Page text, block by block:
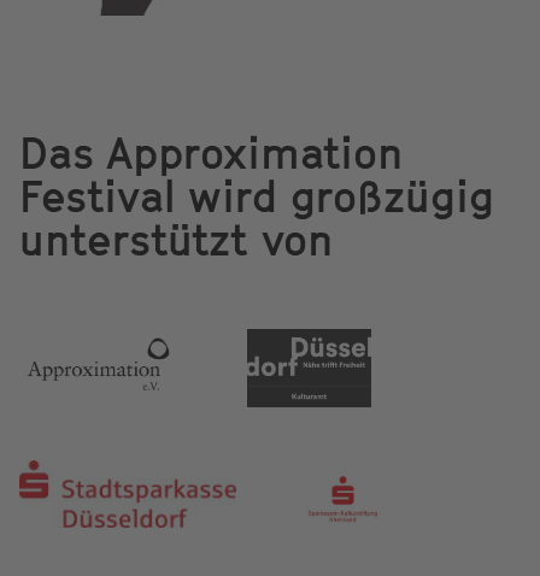
Das Approximation
Festival wird großzügig
unterstützt von